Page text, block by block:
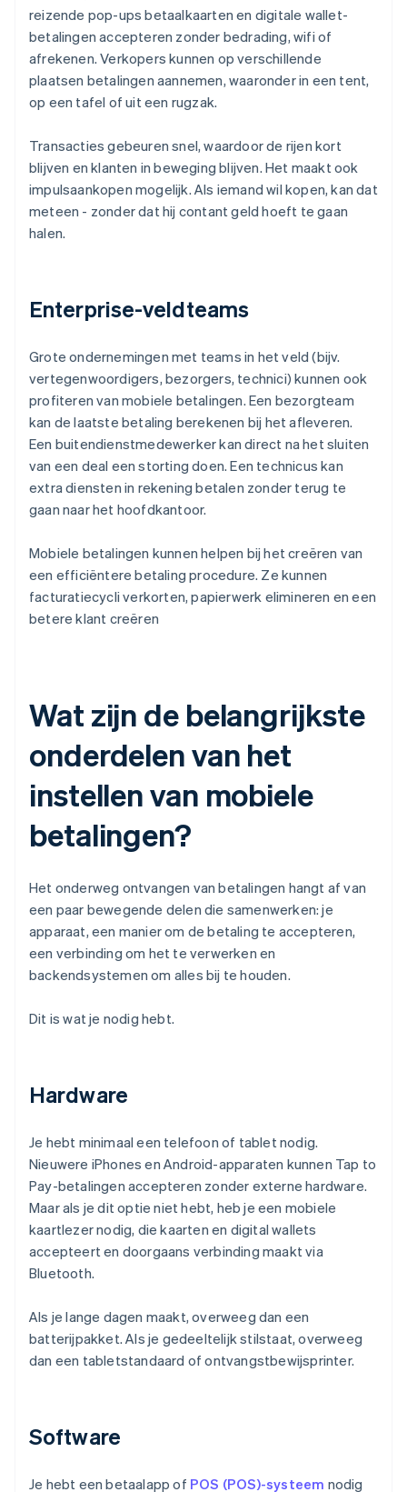
reizende pop-ups betaalkaarten en digitale wallet-
betalingen accepteren zonder bedrading, wifi of
afrekenen. Verkopers kunnen op verschillende
plaatsen betalingen aannemen, waaronder in een tent,
op een tafel of uit een rugzak.
Transacties gebeuren snel, waardoor de rijen kort
blijven en klanten in beweging blijven. Het maakt ook
impulsaankopen mogelijk. Als iemand wil kopen, kan dat
meteen - zonder dat hij contant geld hoeft te gaan
halen.
Enterprise-veldteams
Grote ondernemingen met teams in het veld (bijv.
vertegenwoordigers, bezorgers, technici) kunnen ook
profiteren van mobiele betalingen. Een bezorgteam
kan de laatste betaling berekenen bij het afleveren.
Een buitendienstmedewerker kan direct na het sluiten
van een deal een storting doen. Een technicus kan
extra diensten in rekening betalen zonder terug te
gaan naar het hoofdkantoor.
Mobiele betalingen kunnen helpen bij het creëren van
een efficiëntere betaling procedure. Ze kunnen
facturatiecycli verkorten, papierwerk elimineren en een
betere klant creëren
Wat zijn de belangrijkste
onderdelen van het
instellen van mobiele
betalingen?
Het onderweg ontvangen van betalingen hangt af van
een paar bewegende delen die samenwerken: je
apparaat, een manier om de betaling te accepteren,
een verbinding om het te verwerken en
backendsystemen om alles bij te houden.
Dit is wat je nodig hebt.
Hardware
Je hebt minimaal een telefoon of tablet nodig.
Nieuwere iPhones en Android-apparaten kunnen Tap to
Pay-betalingen accepteren zonder externe hardware.
Maar als je dit optie niet hebt, heb je een mobiele
kaartlezer nodig, die kaarten en digital wallets
accepteert en doorgaans verbinding maakt via
Bluetooth.
Als je lange dagen maakt, overweeg dan een
batterijpakket. Als je gedeeltelijk stilstaat, overweeg
dan een tabletstandaard of ontvangstbewijsprinter.
Software
Je hebt een betaalapp of POS (POS)-systeem nodig